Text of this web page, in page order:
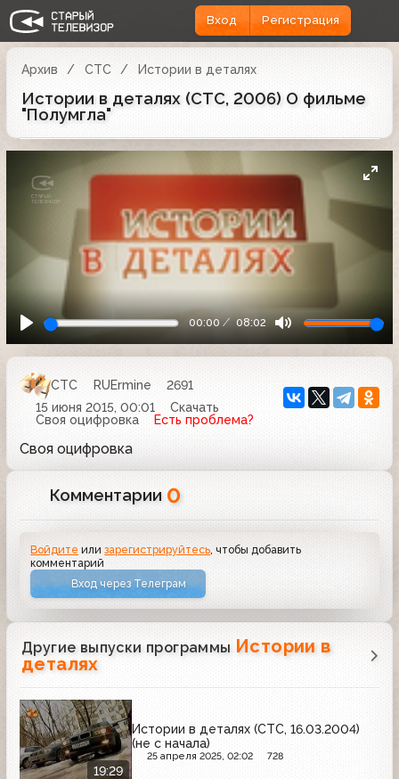
Вход Регистрация
Архив СТС Истории в деталях
Истории в деталях (СТС, 2006) О фильме
"Полумгла"
00:00 08:02
СТС RUErmine
2691
15 июня 2015, 00:01
Скачать
Своя оцифровка
Есть проблема?
Своя оцифровка
Комментарии 0
Войдите илизарегистрируйтесь , чтобы добавить
комментарий
Вход через Телеграм
Другие выпуски программы Истории в
деталях
19:29
Истории в деталях (СТС, 16.03.2004)
(не с начала)
25 апреля 2025, 02:02 728